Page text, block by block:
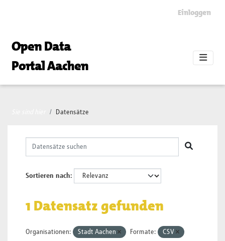
Einloggen
Open Data
Portal Aachen
Datensätze
Sortieren nach
1 Datensatz gefunden
Organisationen: Stadt Aachen Formate: CSV